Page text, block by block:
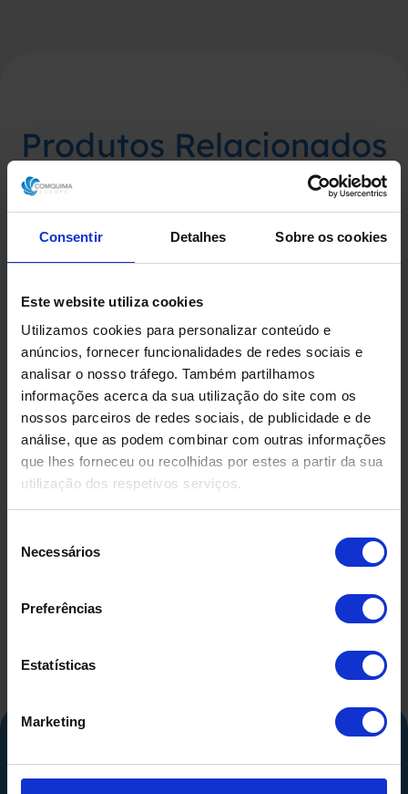
Consentir Detalhes Sobre os cookies
Este website utiliza cookies
Utilizamos cookies para personalizar conteúdo e
anúncios, fornecer funcionalidades de redes sociais e
analisar o nosso tráfego. Também partilhamos
informações acerca da sua utilização do site com os
nossos parceiros de redes sociais, de publicidade e de
análise, que as podem combinar com outras informações
que lhes forneceu ou recolhidas por estes a partir da sua
utilização dos respetivos serviços.
Necessários
Preferências
Estatísticas
Marketing
Produtos Relacionados
DEPÓSITO EM FIBRA DE
500